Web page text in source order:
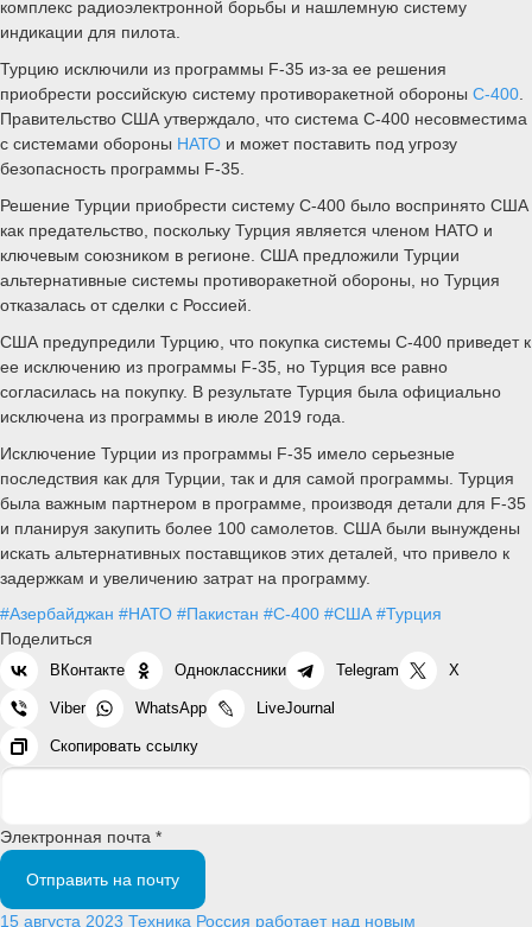
комплекс радиоэлектронной борьбы и нашлемную систему
индикации для пилота.
Турцию исключили из программы F-35 из-за ее решения
приобрести российскую систему противоракетной обороны С-400
Правительство США утверждало, что система С-400 несовместима
с системами обороны НАТО и может поставить под угрозу
безопасность программы F-35.
Решение Турции приобрести систему С-400 было воспринято США
как предательство, поскольку Турция является членом НАТО и
ключевым союзником в регионе. США предложили Турции
альтернативные системы противоракетной обороны, но Турция
отказалась от сделки с Россией.
США предупредили Турцию, что покупка системы С-400 приведет к
ее исключению из программы F-35, но Турция все равно
согласилась на покупку. В результате Турция была официально
исключена из программы в июле 2019 года.
Исключение Турции из программы F-35 имело серьезные
последствия как для Турции, так и для самой программы. Турция
была важным партнером в программе, производя детали для F-35
и планируя закупить более 100 самолетов. США были вынуждены
искать альтернативных поставщиков этих деталей, что привело к
задержкам и увеличению затрат на программу.
#Азербайджан #НАТО #Пакистан #С-400 #США #Турция
Поделиться
ВКонтакте Одноклассники Telegram X
Viber WhatsApp LiveJournal
Скопировать ссылку
Электронная почта *
Отправить на почту
15 августа 2023 Техника Россия работает над новым